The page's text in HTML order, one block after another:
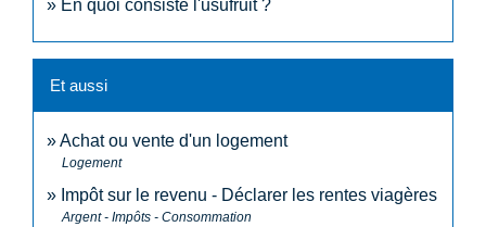
En quoi consiste l'usufruit ?
Et aussi
Achat ou vente d'un logement
Logement
Impôt sur le revenu - Déclarer les rentes viagères
Argent - Impôts - Consommation